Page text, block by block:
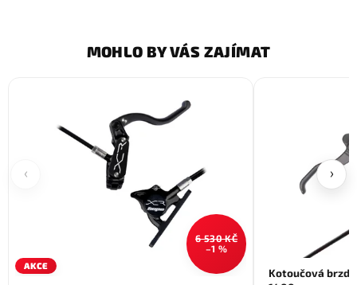
MOHLO BY VÁS ZAJÍMAT
‹
AKCE
6 530 KČ
–1 %
Kotoučová
›